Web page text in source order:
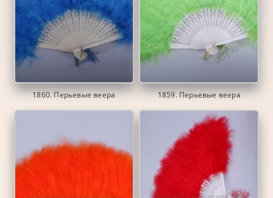
1860. Перьевые веера 1859. Перьевые веера